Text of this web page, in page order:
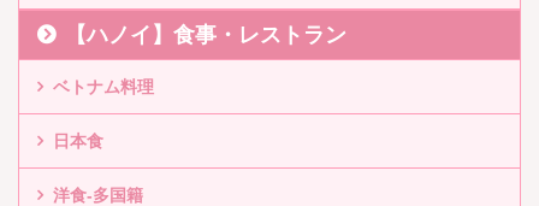
【ハノイ】食事・レストラン
ベトナム料理
日本食
洋食-多国籍